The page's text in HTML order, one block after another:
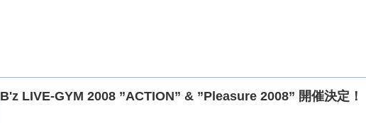
B'z LIVE-GYM 2008 ”ACTION” & ”Pleasure 2008” 開催決定！